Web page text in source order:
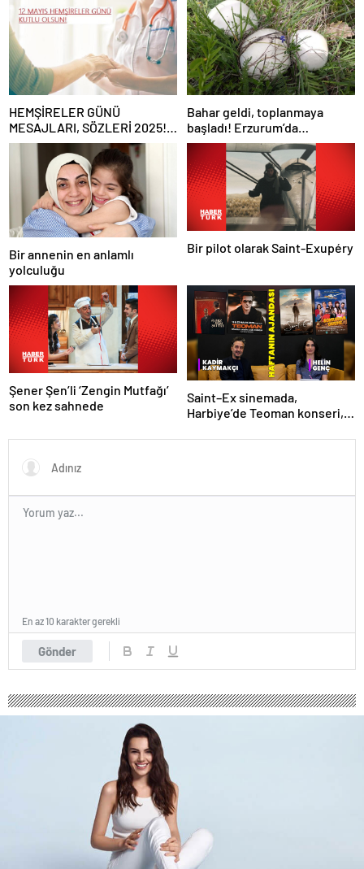
HEMŞİRELER GÜNÜ
MESAJLARI, SÖZLERİ 2025!
Sevgiliye, arkadaşa, eşe
anlamlı, resimli Hemşireler
Günü ile ilgili sözler…
Bahar geldi, toplanmaya
başladı! Erzurum’da
vatandaşlara zehirli mantar
uyarısı: Ölümcül olabilir
Bir annenin en anlamlı
yolculuğu
Bir pilot olarak Saint-Exupéry
Şener Şen’li ‘Zengin Mutfağı’
son kez sahnede
Saint–Ex sinemada,
Harbiye’de Teoman konseri,
İşte kültür sanat ajandası
Gönder
En az 10 karakter gerekli